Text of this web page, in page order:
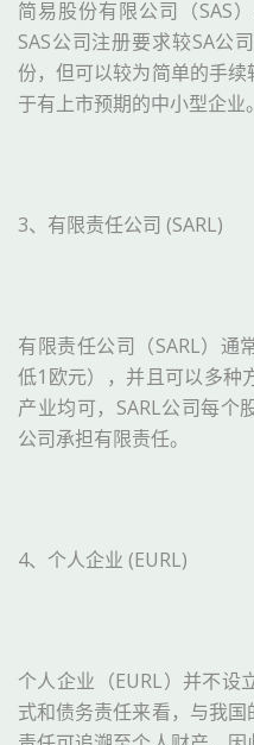
简易股份有限公司（SAS
SAS公司注册要求较SA公
份，但可以较为简单的手
于有上市预期的中小型企业。
3、有限责任公司 (SARL)
有限责任公司（SARL）通
低1欧元），并且可以多种
产业均可，SARL公司每个
公司承担有限责任。
4、个人企业 (EURL)
个人企业（EURL）并不设
式和债务责任来看，与我